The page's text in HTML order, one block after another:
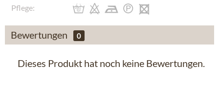
Pflege:
Bewertungen 0
Dieses Produkt hat noch keine Bewertungen.